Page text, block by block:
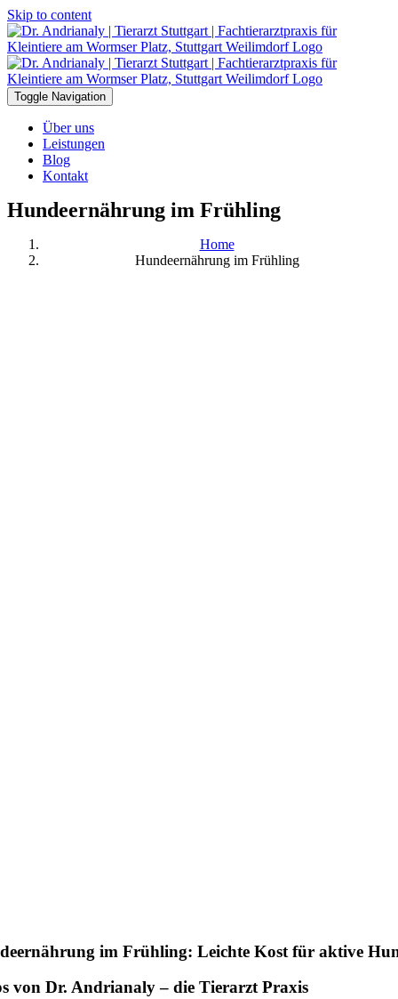
Skip to content
Toggle Navigation
Über uns
Leistungen
Blog
Kontakt
Hundeernährung im Frühling
Home
Hundeernährung im Frühling
im Frühling: Leichte Kost für aktive
von Dr. Andrianaly – die Tierarzt Praxis